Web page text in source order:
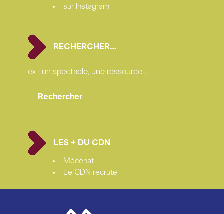
sur Instagram
RECHERCHER…
LES + DU CDN
Mécénat
Le CDN recrute